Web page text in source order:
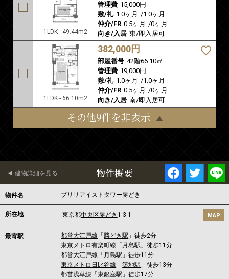
1LDK - 49.44m2
管理費 15,000円
敷/礼 1.0ヶ月 /1.0ヶ月
仲介/FR 0.5ヶ月 /0ヶ月
向き/入居 東/即入居可
1LDK - 66.10m2
382,000円
部屋番号 42階66.10㎡
管理費 19,000円
敷/礼 1.0ヶ月 /1.0ヶ月
仲介/FR 0.5ヶ月 /0ヶ月
向き/入居 南/即入居可
その他9件を非表示
物件概要
建物詳細を見る
物件名 ブリリアイストタワー勝どき
所在地 東京都中央区勝どき 1-3-1 MAP
最寄駅 都営大江戸線 「 勝どき駅 」徒歩2分
東京メトロ有楽町線 「 月島駅 」徒歩11分
都営大江戸線 「 月島駅 」徒歩11分
東京メトロ日比谷線 「築地駅 」徒歩13分
都営浅草線 「東銀座駅 」徒歩17分